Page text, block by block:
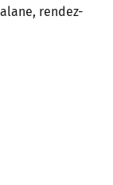
rendez-